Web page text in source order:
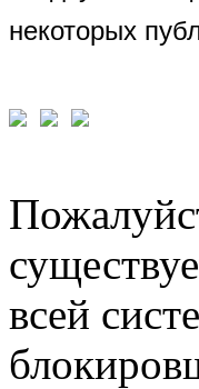
некоторых
всей